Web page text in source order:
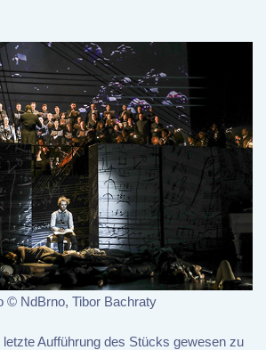
© NdBrno, Tibor Bachraty
Aufführung des Stücks gewesen zu